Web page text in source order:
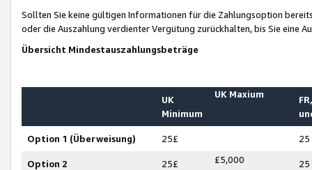
Sollten Sie keine gültigen Informationen für die Zahlungsoption
oder die Auszahlung verdienter Vergütung zurückhalten, bis Sie
Übersicht Mindestauszahlungsbeträge
UK
Minimum
UK Maxium
Option 1 (Überweisung) 25£ 25
Option 2
25£ £5,000 25